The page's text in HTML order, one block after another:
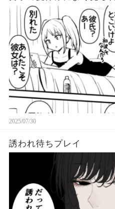
2025/07/30
誘われ待ちプレイ